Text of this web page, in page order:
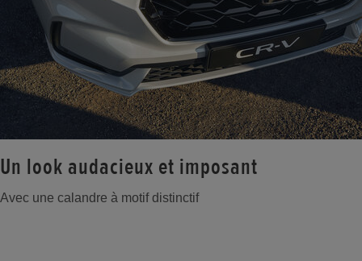
Un look audacieux et imposant
Avec une calandre à motif distinctif